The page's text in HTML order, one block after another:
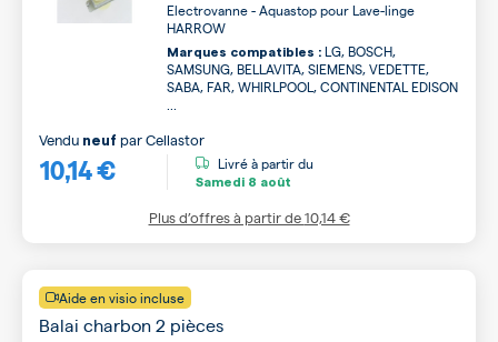
Electrovanne - Aquastop pour Lave-linge
HARROW
Marques compatibles : LG, BOSCH,
SAMSUNG, BELLAVITA, SIEMENS, VEDETTE,
SABA, FAR, WHIRLPOOL, CONTINENTAL EDISON
10,14 €
Vendu neuf parCellastor
Livré à partir du
Samedi 8 août
Plus d’offres à partir de10,14 €
Aide en visio incluse
Balai charbon 2 pièces